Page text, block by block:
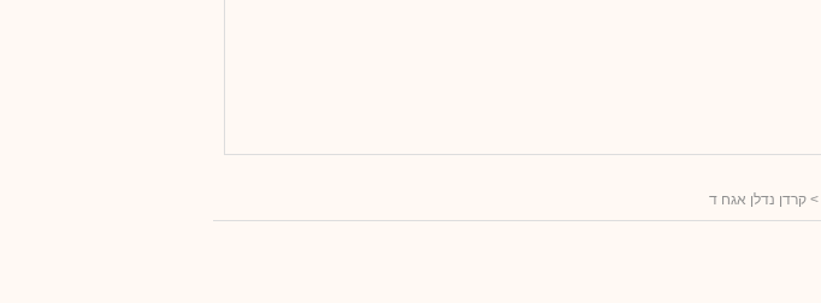
> קרדן נדלן אגח ד